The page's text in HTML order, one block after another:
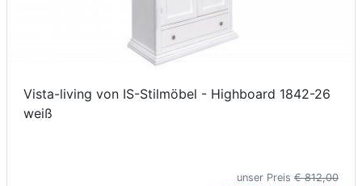
Vista-living von IS-Stilmöbel - Highboard 1842-26
weiß
unser Preis € 812,00